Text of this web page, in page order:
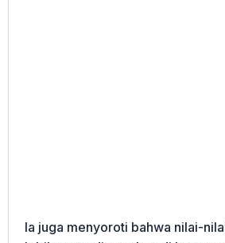
Ia juga menyoroti bahwa nilai-